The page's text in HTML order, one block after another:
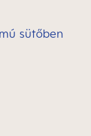
sütőben